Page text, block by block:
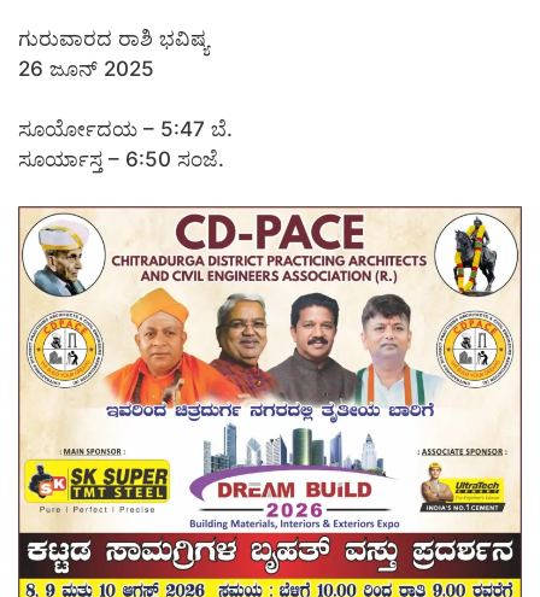
ಗುರುವಾರದ ರಾಶಿ ಭವಿಷ್ಯ
26 ಜೂನ್ 2025
ಸೂರ್ಯೋದಯ – 5:47 ಬೆ.
ಸೂರ್ಯಾಸ್ತ – 6:50 ಸಂಜೆ.